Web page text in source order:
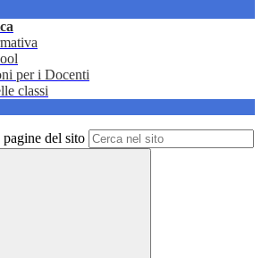
per i Docenti
classi
del sito